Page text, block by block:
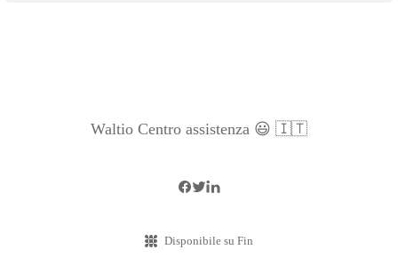
Waltio Centro assistenza 😃 🇮🇹
Disponibile su Fin